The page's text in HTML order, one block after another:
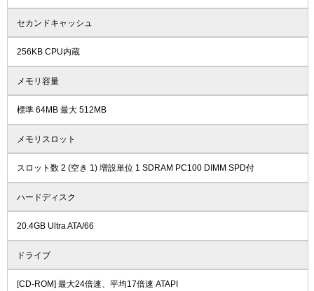
セカンドキャッシュ
256KB CPU内蔵
メモリ容量
標準 64MB 最大 512MB
メモリスロット
スロット数 2 (空き 1) 増設単位 1 SDRAM PC100 DIMM SPD付
ハードディスク
20.4GB Ultra ATA/66
ドライブ
[CD-ROM] 最大24倍速、平均17倍速 ATAPI